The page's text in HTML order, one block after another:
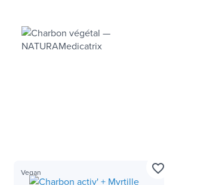
Vegan favorite_border